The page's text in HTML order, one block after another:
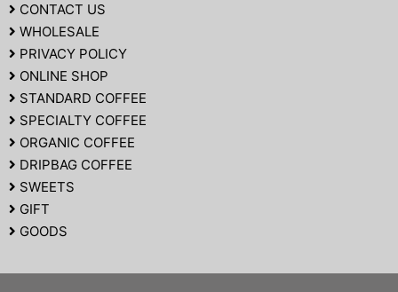
CONTACT US
WHOLESALE
PRIVACY POLICY
ONLINE SHOP
STANDARD COFFEE
SPECIALTY COFFEE
ORGANIC COFFEE
DRIPBAG COFFEE
SWEETS
GIFT
GOODS